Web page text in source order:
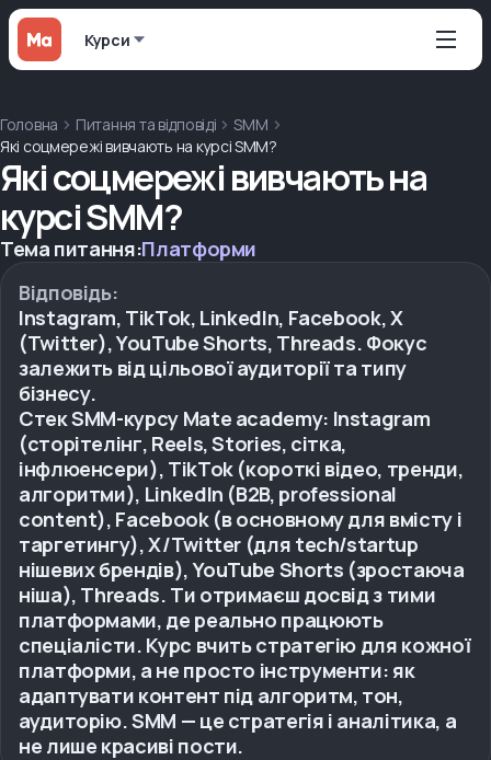
Курси
Головна Питання та відповіді
SMM
Які соцмережі вивчають на курсі SMM?
Які соцмережі вивчають на
курсі SMM?
Тема питання:Платформи
Відповідь:
Instagram, TikTok, LinkedIn, Facebook, X
(Twitter), YouTube Shorts, Threads. Фокус
залежить від цільової аудиторії та типу
бізнесу.
Стек SMM-курсу Mate academy: Instagram
(сторітелінг, Reels, Stories, сітка,
інфлюенсери), TikTok (короткі відео, тренди,
алгоритми), LinkedIn (B2B, professional
content), Facebook (в основному для вмісту і
таргетингу), X/Twitter (для tech/startup
нішевих брендів), YouTube Shorts (зростаюча
ніша), Threads. Ти отримаєш досвід з тими
платформами, де реально працюють
спеціалісти. Курс вчить стратегію для кожної
платформи, а не просто інструменти: як
адаптувати контент під алгоритм, тон,
аудиторію. SMM — це стратегія і аналітика, а
не лише красиві пости.